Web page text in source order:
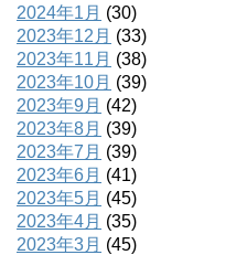
2024年1月 (30)
2023年12月 (33)
2023年11月 (38)
2023年10月 (39)
2023年9月 (42)
2023年8月 (39)
2023年7月 (39)
2023年6月 (41)
2023年5月 (45)
2023年4月 (35)
2023年3月 (45)